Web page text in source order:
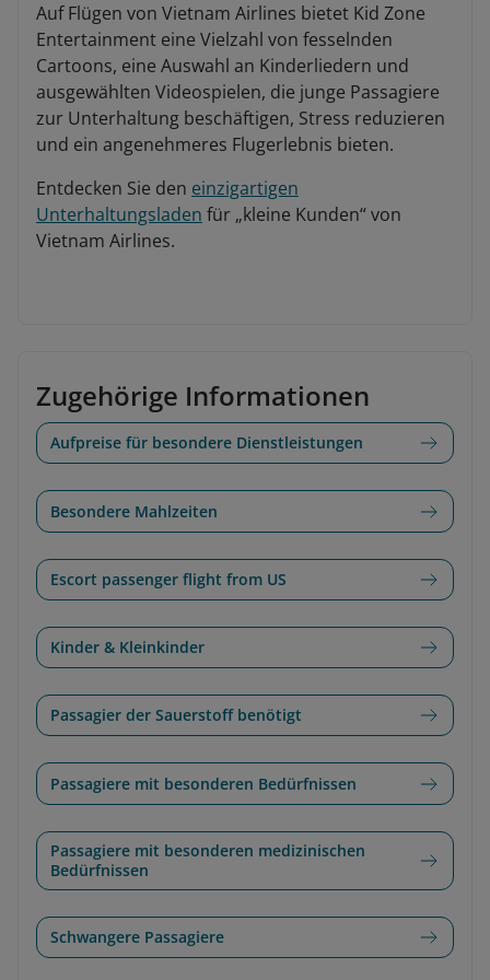
Auf Flügen von Vietnam Airlines bietet Kid Zone
Entertainment eine Vielzahl von fesselnden
Cartoons, eine Auswahl an Kinderliedern und
ausgewählten Videospielen, die junge Passagiere
zur Unterhaltung beschäftigen, Stress reduzieren
und ein angenehmeres Flugerlebnis bieten.
Entdecken Sie den einzigartigen
Unterhaltungsladen für „kleine Kunden“ von
Vietnam Airlines.
Zugehörige Informationen
Aufpreise für besondere Dienstleistungen
Besondere Mahlzeiten
Escort passenger flight from US
Kinder & Kleinkinder
Passagier der Sauerstoff benötigt
Passagiere mit besonderen Bedürfnissen
Passagiere mit besonderen medizinischen
Bedürfnissen
Schwangere Passagiere